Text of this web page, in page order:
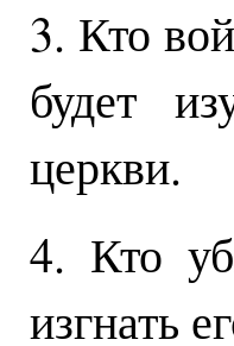
3. Кто
будет
церкви.
4. Кто
изгнать